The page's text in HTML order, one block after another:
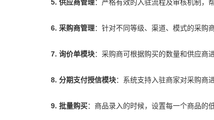
5. 供应商管理：严格有效的入驻流程及审核机制，
6. 采购商管理：针对不同等级、渠道、模式的采购
7. 询价单模块：采购商可根据购买的数量和供应商
8. 分期支付授信模块：系统支持入驻商家对采购商
9. 批量购买：商品录入的时候，设置每一个商品的